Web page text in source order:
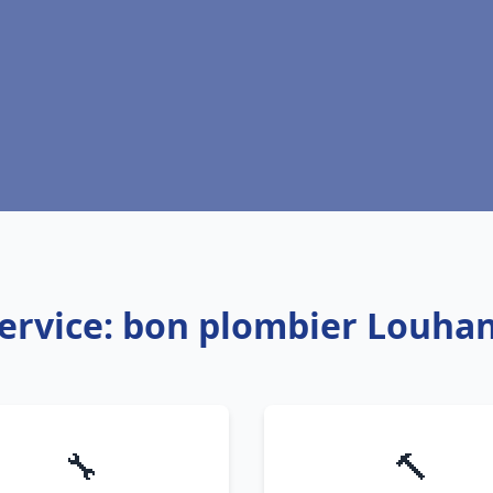
bon plombier
🔧 🔨